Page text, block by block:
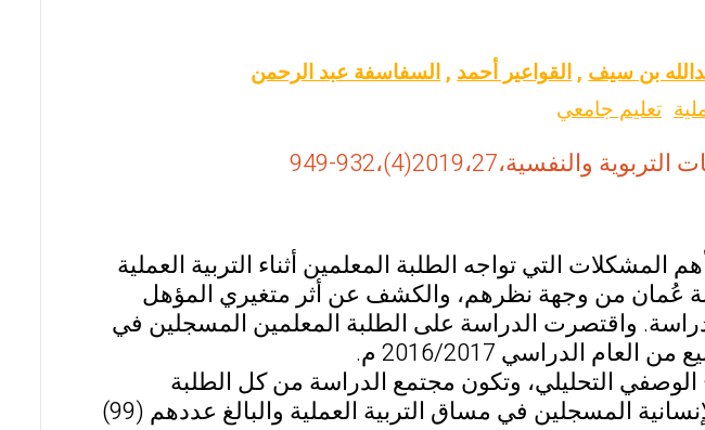
بن سيف,القواعير أحمد,السفاسفة عبد الرحمن
تعليم جامعي
949
التي تواجه الطلبة المعلمين أثناء التربية العملية
عُمان من وجهة نظرهم، والكشف عن أثر متغيري المؤهل
واقتصرت الدراسة على الطلبة المعلمين المسجلين في
الدراسي 2016/2017 م.
التحليلي، وتكون مجتمع الدراسة من كل الطلبة
المعلمين في قسم التربية والدراسات الإنسانية المسجلين في مساق التربية العملية والبالغ عددهم (99)